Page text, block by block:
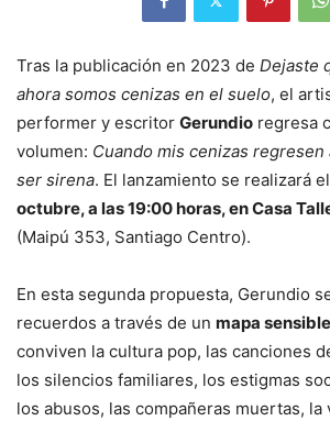
Tras la publicación en 2023 de Dejaste
ahora somos cenizas en el suelo, el
performer y escritor Gerundio regresa
volumen: Cuando mis cenizas regresen
ser sirena. El lanzamiento se realizará el
octubre, a las 19:00 horas, en Casa
(Maipú 353, Santiago Centro).
En esta segunda propuesta, Gerundio
recuerdos a través de un mapa
conviven la cultura pop, las canciones
los silencios familiares, los estigmas
los abusos, las compañeras muertas, la